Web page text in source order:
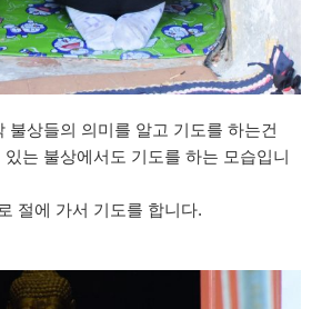
불상들의 의미를 알고 기도를 하는건
는 불상에서도 기도를 하는 모습입니
절에 가서 기도를 합니다.